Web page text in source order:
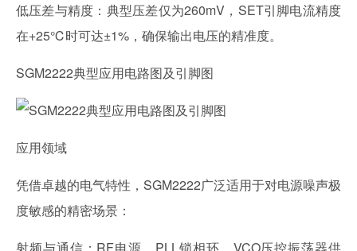
低压差与精度：典型压差仅为260mV，SET引脚电流精度
在+25℃时可达±1%，确保输出电压的精准度。
SGM2222典型应用电路图及引脚图
应用领域
凭借卓越的电气特性，SGM2222广泛适用于对电源噪声极
度敏感的精密场景：